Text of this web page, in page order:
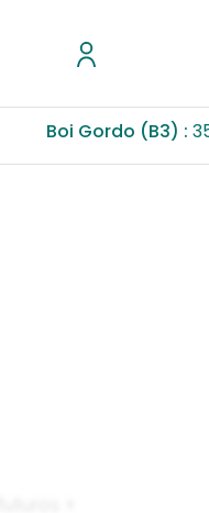
Gordo (B3) :355,50